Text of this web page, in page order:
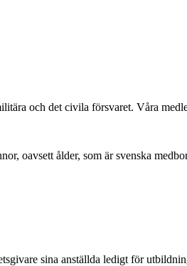
och det civila försvaret. Våra
oavsett ålder, som är svenska
sina anställda ledigt för